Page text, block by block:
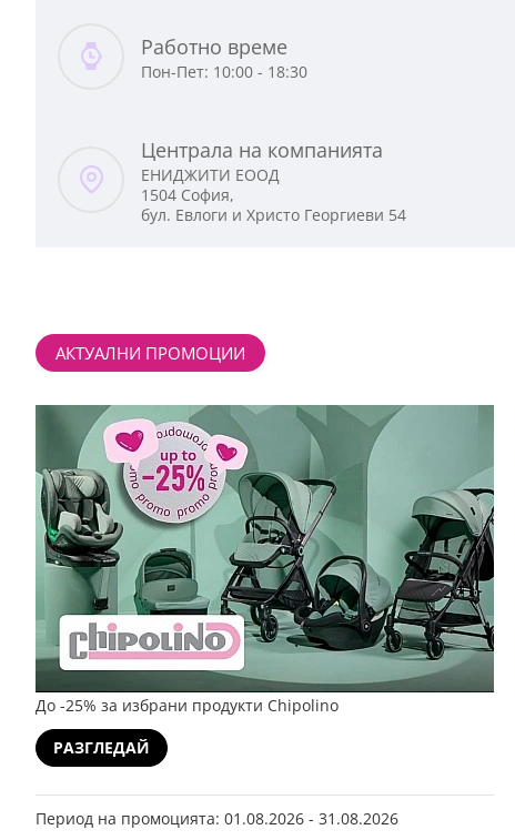
Работно време
Пон-Пет: 10:00 - 18:30
Централа на компанията
EНИДЖИТИ ЕООД
1504 София,
бул. Евлоги и Христо Георгиеви 54
АКТУАЛНИ ПРОМОЦИИ
До -25% за избрани продукти Chipolino
РАЗГЛЕДАЙ
Период на промоцията: 01.08.2026 - 31.08.2026